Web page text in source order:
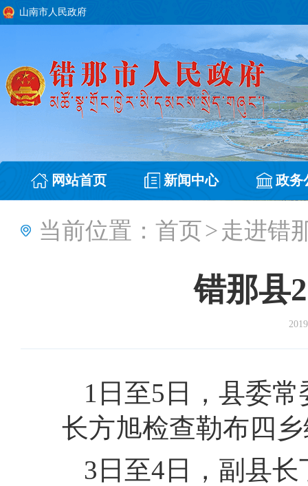
山南市人民政府
网站首页 新闻中心 政务
当前位置： 首页>走进错
错那县
1 日至5日， 县委常
长方旭检查勒布四
3日至4日， 副县长